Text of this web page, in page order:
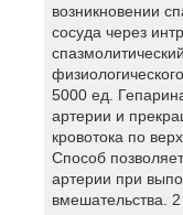
возникновении
сосуда через
5000 ед.
артерии и
кровотока по
Способ
артерии при
вмешательства.